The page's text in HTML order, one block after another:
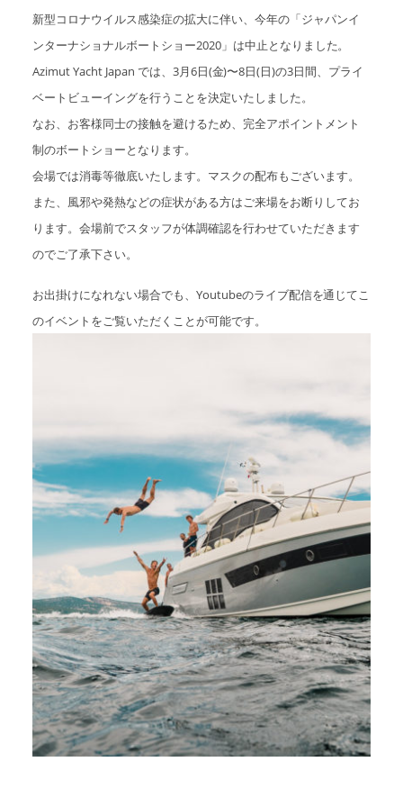
新型コロナウイルス感染症の拡大に伴い、今年の「ジャパンイ
ンターナショナルボートショー2020」は中止となりました。
Azimut Yacht Japan では、3月6日(金)〜8日(日)の3日間、プライ
ベートビューイングを行うことを決定いたしました。
なお、お客様同士の接触を避けるため、完全アポイントメント
制のボートショーとなります。
会場では消毒等徹底いたします。マスクの配布もございます。
また、風邪や発熱などの症状がある方はご来場をお断りしてお
ります。会場前でスタッフが体調確認を行わせていただきます
のでご了承下さい。
お出掛けになれない場合でも、Youtubeのライブ配信を通じてこ
のイベントをご覧いただくことが可能です。